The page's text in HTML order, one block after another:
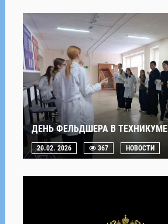
ДЕНЬ ФЕЛЬДШЕРА В ТЕХНИКУМЕ
20.02. 2026 367 НОВОСТИ